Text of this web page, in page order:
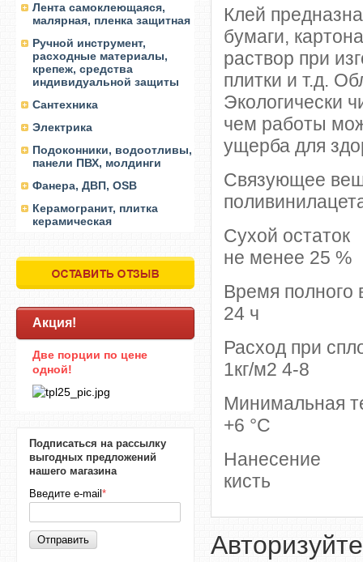
Лента самоклеющаяся,
малярная, пленка защитная
Ручной инструмент,
расходные материалы,
крепеж, средства
индивидуальной защиты
Сантехника
Электрика
Подоконники, водоотливы,
панели ПВХ, молдинги
Фанера, ДВП, OSB
Керамогранит, плитка
керамическая
Акция!
Две порции по цене
одной!
Подписаться на рассылку
выгодных предложений
нашего магазина
Введите e-mail *
Отправить
Клей
бумаги,
раствор при
плитки и т.д.
Экологически
чем работы
ущерба для
Связующее
Сухой остаток
не менее 25 %
Время полного
24 ч
Расход при
1кг/м2 4-8
Минимальная
+6 °С
Нанесение
кисть